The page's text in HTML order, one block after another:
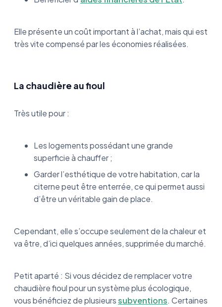
Elle présente un coût important à l’achat, mais qui est
très vite compensé par les économies réalisées.
La chaudière au fioul
Très utile pour :
Les logements possédant une grande
superficie à chauffer ;
Garder l’esthétique de votre habitation, car la
citerne peut être enterrée, ce qui permet aussi
d’être un véritable gain de place.
Cependant, elle s’occupe seulement de la chaleur et
va être, d’ici quelques années, supprimée du marché.
Petit aparté : Si vous décidez de remplacer votre
chaudière fioul pour un système plus écologique,
vous bénéficiez de plusieurssubventions. Certaines